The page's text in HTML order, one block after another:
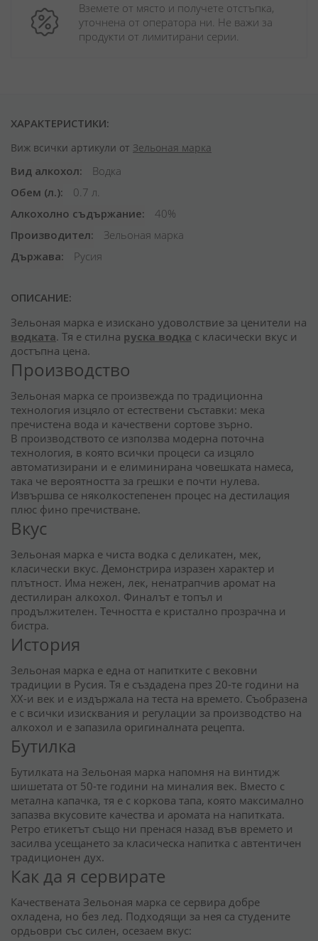
Вземете от място и получете отстъпка,
уточнена от оператора ни. Не важи за
продукти от лимитирани серии.
ХАРАКТЕРИСТИКИ:
Виж всички артикули от Зельоная марка
Вид алкохол
Водка
Обем (л.)
0.7 л.
Алкохолно съдържание
40%
Производител
Зельоная марка
Държава
Русия
ОПИСАНИЕ:
Зельоная марка е изискано удоволствие за ценители на
водката. Тя е стилна руска водка с класически вкус и
достъпна цена.
Производство
Зельоная марка се произвежда по традиционна
технология изцяло от естествени съставки: мека
пречистена вода и качествени сортове зърно.
В производството се използва модерна поточна
технология, в която всички процеси са изцяло
автоматизирани и е елиминирана човешката намеса,
така че вероятността за грешки е почти нулева.
Извършва се няколкостепенен процес на дестилация
плюс фино пречистване.
Вкус
Зельоная марка е чиста водка с деликатен, мек,
класически вкус. Демонстрира изразен характер и
плътност. Има нежен, лек, ненатрапчив аромат на
дестилиран алкохол. Финалът е топъл и
продължителен. Течността е кристално прозрачна и
бистра.
История
Зельоная марка е една от напитките с вековни
традиции в Русия. Тя е създадена през 20-те години на
XX-и век и е издържала на теста на времето. Съобразена
е с всички изисквания и регулации за производство на
алкохол и е запазила оригиналната рецепта.
Бутилка
Бутилката на Зельоная марка напомня на винтидж
шишетата от 50-те години на миналия век. Вместо с
метална капачка, тя е с коркова тапа, която максимално
запазва вкусовите качества и аромата на напитката.
Ретро етикетът също ни пренася назад във времето и
засилва усещането за класическа напитка с автентичен
традиционен дух.
Как да я сервирате
Качествената Зельоная марка се сервира добре
охладена, но без лед. Подходящи за нея са студените
ордьоври със силен, осезаем вкус: